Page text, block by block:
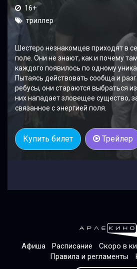
16+
триллер
Шестеро незнакомцев приходят в
поле. Они не знают, как и почему
каждого появилось по одному
Пытаясь действовать сообща и
ребусы, они стараются выбраться
них нападает зловещее существо,
связанное с энергией поля.
Купить билет Трейлер
Афиша Расписание Скоро в
Правила и регламенты